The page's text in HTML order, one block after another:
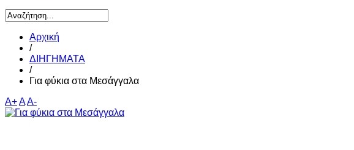
Αρχική
/
ΔΙΗΓΗΜΑΤΑ
/
Για φύκια στα Μεσάγγαλα
A+AA-